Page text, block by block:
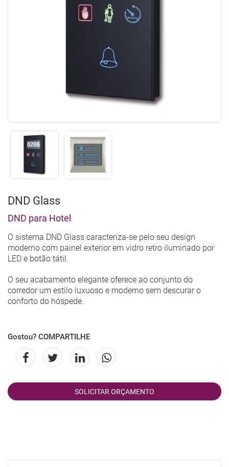
DND Glass
DND para Hotel
O sistema DND Glass caracteriza-se pelo seu design
moderno com painel exterior em vidro retro iluminado por
LED e botão tátil.
O seu acabamento elegante oferece ao conjunto do
corredor um estilo luxuoso e moderno sem descurar o
conforto do hóspede.
Gostou? COMPARTILHE
SOLICITAR ORÇAMENTO